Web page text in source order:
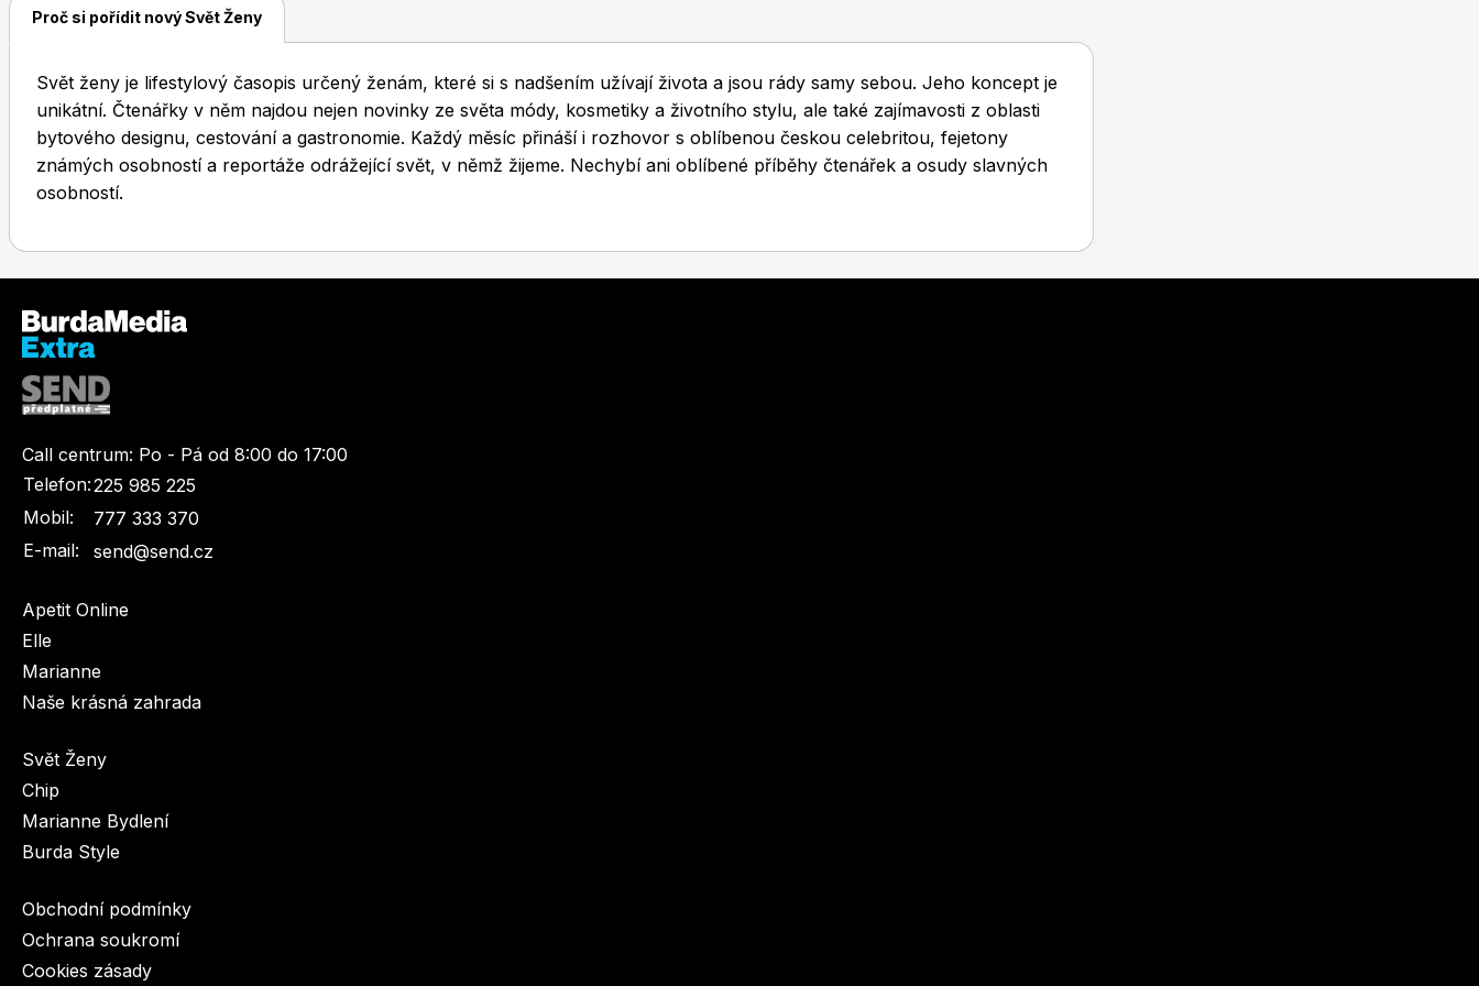
Proč si pořídit nový Svět Ženy
Svět ženy je lifestylový časopis určený ženám, které si s nadšením užívají života a jsou rády samy sebou. Jeho koncept je
unikátní. Čtenářky v něm najdou nejen novinky ze světa módy, kosmetiky a životního stylu, ale také zajímavosti z oblasti
bytového designu, cestování a gastronomie. Každý měsíc přináší i rozhovor s oblíbenou českou celebritou, fejetony
známých osobností a reportáže odrážející svět, v němž žijeme. Nechybí ani oblíbené příběhy čtenářek a osudy slavných
osobností.
Call centrum: Po - Pá od 8:00 do 17:00
Telefon:225 985 225
Mobil:
777 333 370
E-mail:
send@send.cz
Apetit Online
Elle
Marianne
Naše krásná zahrada
Svět Ženy
Chip
Marianne Bydlení
Burda Style
Obchodní podmínky
Ochrana soukromí
Cookies zásady